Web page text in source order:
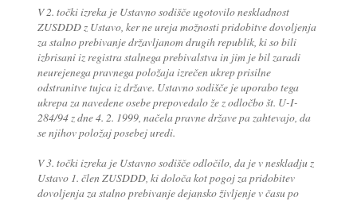
V 2. točki izreka je Ustavno sodišče ugotovilo neskladnost
ZUSDDD z Ustavo, ker ne ureja možnosti pridobitve dovoljenja
za stalno prebivanje državljanom drugih republik, ki so bili
izbrisani iz registra stalnega prebivalstva in jim je bil zaradi
neurejenega pravnega položaja izrečen ukrep prisilne
odstranitve tujca iz države. Ustavno sodišče je uporabo tega
ukrepa za navedene osebe prepovedalo že z odločbo št. U-I-
284/94 z dne 4. 2. 1999, načela pravne države pa zahtevajo, da
se njihov položaj posebej uredi.
V 3. točki izreka je Ustavno sodišče odločilo, da je v neskladju z
Ustavo 1. člen ZUSDDD, ki določa kot pogoj za pridobitev
dovoljenja za stalno prebivanje dejansko življenje v času po